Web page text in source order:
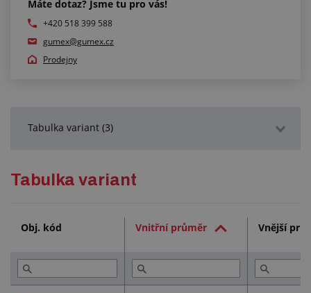
Máte dotaz? Jsme tu pro vás!
+420 518 399 588
gumex@gumex.cz
Prodejny
Tabulka variant (3)
Tabulka variant
Obj. kód Vnitřní průměr Vnější